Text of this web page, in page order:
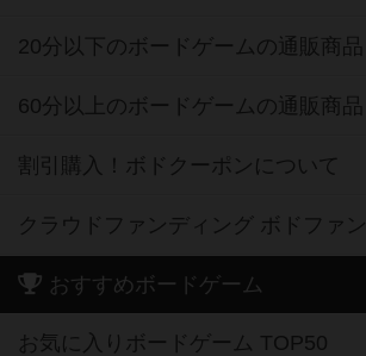
20分以下のボードゲームの通販商品
60分以上のボードゲームの通販商品
割引購入！ボドクーポンについて
クラウドファンディング ボドファン
おすすめボードゲーム
お気に入りボードゲーム TOP50